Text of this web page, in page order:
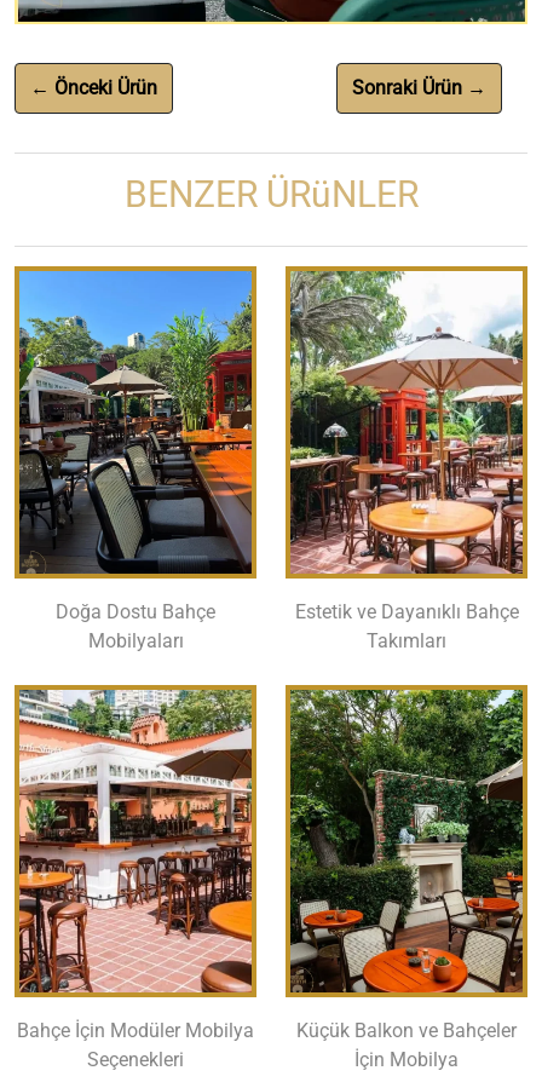
← Önceki Ürün Sonraki Ürün →
BENZER ÜRüNLER
Doğa Dostu Bahçe
Mobilyaları
Estetik ve Dayanıklı Bahçe
Takımları
Bahçe İçin Modüler Mobilya
Seçenekleri
Küçük Balkon ve Bahçeler
İçin Mobilya